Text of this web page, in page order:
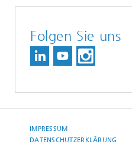
Folgen Sie uns
IMPRESSUM
DATENSCHUTZERKLÄRUNG